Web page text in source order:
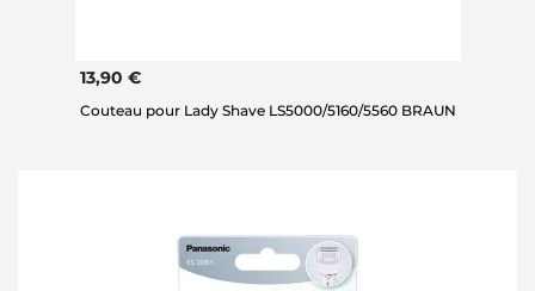
13,90 €
Couteau pour Lady Shave LS5000/5160/5560 BRAUN